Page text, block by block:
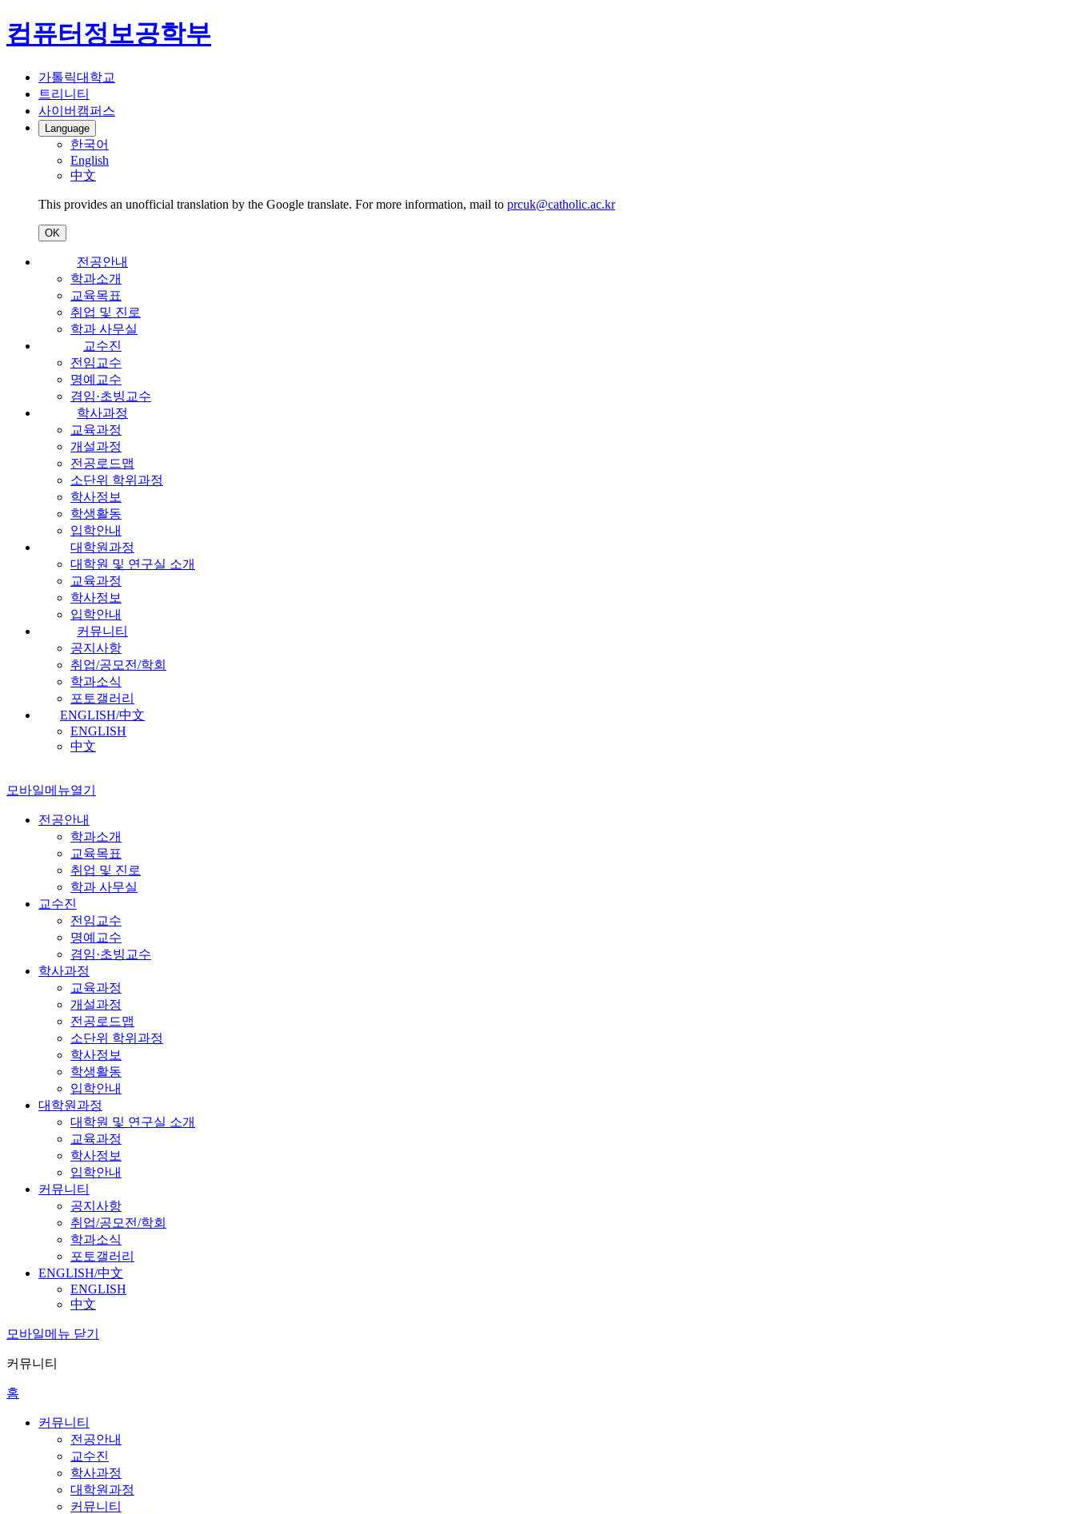
컴퓨터정보공학부
가톨릭대학교
트리니티
사이버캠퍼스
Language
한국어
English
中文
This provides an unofficial translation by the Google translate. For more information, mail to prcuk@catholic.ac.kr
OK
전공안내
학과소개
교육목표
취업 및 진로
학과 사무실
교수진
전임교수
명예교수
겸임·초빙교수
학사과정
교육과정
개설과정
전공로드맵
소단위 학위과정
학사정보
학생활동
입학안내
대학원과정
대학원 및 연구실 소개
교육과정
학사정보
입학안내
커뮤니티
공지사항
취업/공모전/학회
학과소식
포토갤러리
ENGLISH/中文
ENGLISH
中文
모바일메뉴열기
전공안내
학과소개
교육목표
취업 및 진로
학과 사무실
교수진
전임교수
명예교수
겸임·초빙교수
학사과정
교육과정
개설과정
전공로드맵
소단위 학위과정
학사정보
학생활동
입학안내
대학원과정
대학원 및 연구실 소개
교육과정
학사정보
입학안내
커뮤니티
공지사항
취업/공모전/학회
학과소식
포토갤러리
ENGLISH/中文
ENGLISH
中文
모바일메뉴 닫기
커뮤니티
홈
커뮤니티
전공안내
교수진
학사과정
대학원과정
커뮤니티